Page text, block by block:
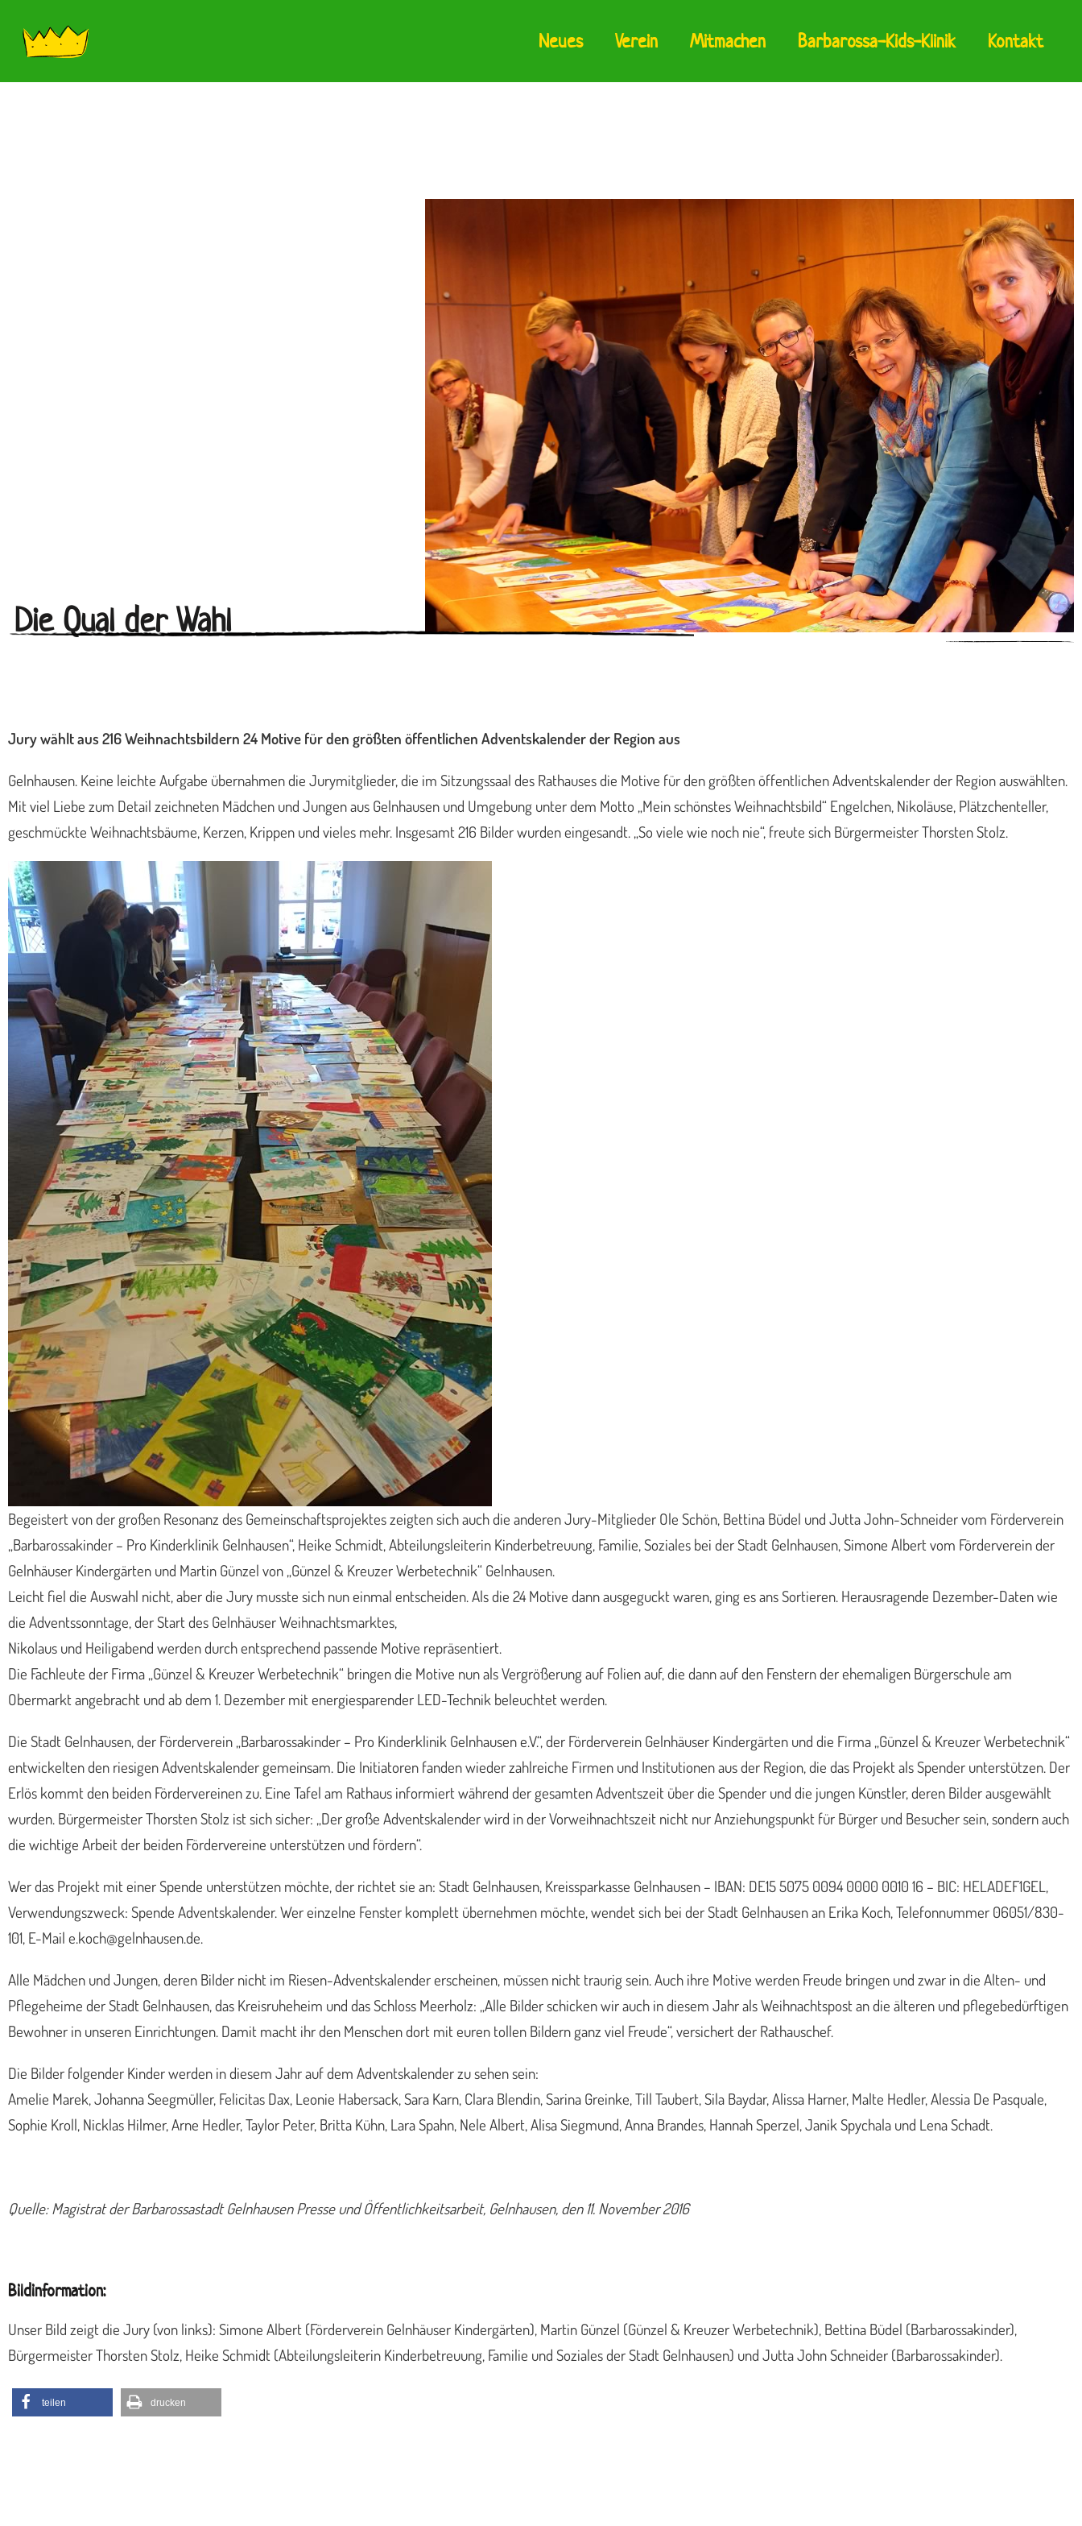
Neues Verein Mitmachen Barbarossa-Kids-Klinik Kontakt
Die Qual der Wahl
Jury wählt aus 216 Weihnachtsbildern 24 Motive für den größten öffentlichen Adventskalender der Region aus
Gelnhausen. Keine leichte Aufgabe übernahmen die Jurymitglieder, die im Sitzungssaal des Rathauses die Motive für den größten öffentlichen Adventskalender der Region auswählten.
Mit viel Liebe zum Detail zeichneten Mädchen und Jungen aus Gelnhausen und Umgebung unter dem Motto „Mein schönstes Weihnachtsbild“ Engelchen, Nikoläuse, Plätzchenteller,
geschmückte Weihnachtsbäume, Kerzen, Krippen und vieles mehr. Insgesamt 216 Bilder wurden eingesandt. „So viele wie noch nie“, freute sich Bürgermeister Thorsten Stolz.
Begeistert von der großen Resonanz des Gemeinschaftsprojektes zeigten sich auch die anderen Jury-Mitglieder Ole Schön, Bettina Büdel und Jutta John-Schneider vom Förderverein
„Barbarossakinder – Pro Kinderklinik Gelnhausen“, Heike Schmidt, Abteilungsleiterin Kinderbetreuung, Familie, Soziales bei der Stadt Gelnhausen, Simone Albert vom Förderverein der
Gelnhäuser Kindergärten und Martin Günzel von „Günzel & Kreuzer Werbetechnik“ Gelnhausen.
Leicht fiel die Auswahl nicht, aber die Jury musste sich nun einmal entscheiden. Als die 24 Motive dann ausgeguckt waren, ging es ans Sortieren. Herausragende Dezember-Daten wie
die Adventssonntage, der Start des Gelnhäuser Weihnachtsmarktes,
Nikolaus und Heiligabend werden durch entsprechend passende Motive repräsentiert.
Die Fachleute der Firma „Günzel & Kreuzer Werbetechnik“ bringen die Motive nun als Vergrößerung auf Folien auf, die dann auf den Fenstern der ehemaligen Bürgerschule am
Obermarkt angebracht und ab dem 1. Dezember mit energiesparender LED-Technik beleuchtet werden.
Die Stadt Gelnhausen, der Förderverein „Barbarossakinder – Pro Kinderklinik Gelnhausen e.V.“, der Förderverein Gelnhäuser Kindergärten und die Firma „Günzel & Kreuzer Werbetechnik“
entwickelten den riesigen Adventskalender gemeinsam. Die Initiatoren fanden wieder zahlreiche Firmen und Institutionen aus der Region, die das Projekt als Spender unterstützen. Der
Erlös kommt den beiden Fördervereinen zu. Eine Tafel am Rathaus informiert während der gesamten Adventszeit über die Spender und die jungen Künstler, deren Bilder ausgewählt
wurden. Bürgermeister Thorsten Stolz ist sich sicher: „Der große Adventskalender wird in der Vorweihnachtszeit nicht nur Anziehungspunkt für Bürger und Besucher sein, sondern auch
die wichtige Arbeit der beiden Fördervereine unterstützen und fördern“.
Wer das Projekt mit einer Spende unterstützen möchte, der richtet sie an: Stadt Gelnhausen, Kreissparkasse Gelnhausen – IBAN: DE15 5075 0094 0000 0010 16 – BIC: HELADEF1GEL,
Verwendungszweck: Spende Adventskalender. Wer einzelne Fenster komplett übernehmen möchte, wendet sich bei der Stadt Gelnhausen an Erika Koch, Telefonnummer 06051/830-
101, E-Mail e.koch@gelnhausen.de.
Alle Mädchen und Jungen, deren Bilder nicht im Riesen-Adventskalender erscheinen, müssen nicht traurig sein. Auch ihre Motive werden Freude bringen und zwar in die Alten- und
Pflegeheime der Stadt Gelnhausen, das Kreisruheheim und das Schloss Meerholz: „Alle Bilder schicken wir auch in diesem Jahr als Weihnachtspost an die älteren und pflegebedürftigen
Bewohner in unseren Einrichtungen. Damit macht ihr den Menschen dort mit euren tollen Bildern ganz viel Freude“, versichert der Rathauschef.
Die Bilder folgender Kinder werden in diesem Jahr auf dem Adventskalender zu sehen sein:
Amelie Marek, Johanna Seegmüller, Felicitas Dax, Leonie Habersack, Sara Karn, Clara Blendin, Sarina Greinke, Till Taubert, Sila Baydar, Alissa Harner, Malte Hedler, Alessia De Pasquale,
Sophie Kroll, Nicklas Hilmer, Arne Hedler, Taylor Peter, Britta Kühn, Lara Spahn, Nele Albert, Alisa Siegmund, Anna Brandes, Hannah Sperzel, Janik Spychala und Lena Schadt.
Quelle: Magistrat der Barbarossastadt Gelnhausen Presse und Öffentlichkeitsarbeit, Gelnhausen, den 11. November 2016
Bildinformation:
Unser Bild zeigt die Jury (von links): Simone Albert (Förderverein Gelnhäuser Kindergärten), Martin Günzel (Günzel & Kreuzer Werbetechnik), Bettina Büdel (Barbarossakinder),
Bürgermeister Thorsten Stolz, Heike Schmidt (Abteilungsleiterin Kinderbetreuung, Familie und Soziales der Stadt Gelnhausen) und Jutta John Schneider (Barbarossakinder).
teilen drucken